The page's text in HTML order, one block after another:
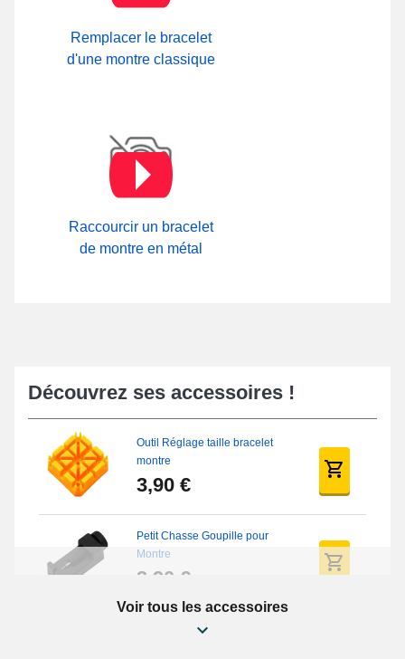
Remplacer le bracelet
d'une montre classique
Raccourcir un bracelet
de montre en métal
Découvrez ses accessoires !
Outil Réglage taille bracelet
montre
3,90 €
Petit Chasse Goupille pour
Montre
3,90 €
Chasses Goupille Long Montre
Voir tous les accessoires